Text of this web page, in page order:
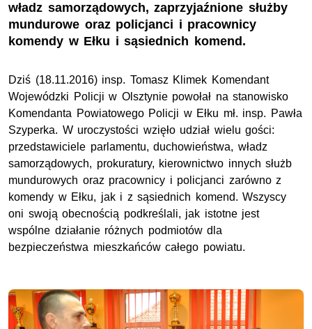
władz samorządowych, zaprzyjaźnione służby
mundurowe oraz policjanci i pracownicy
komendy w Ełku i sąsiednich komend.
Dziś (18.11.2016) insp. Tomasz Klimek Komendant
Wojewódzki Policji w Olsztynie powołał na stanowisko
Komendanta Powiatowego Policji w Ełku mł. insp. Pawła
Szyperka. W uroczystości wzięło udział wielu gości:
przedstawiciele parlamentu, duchowieństwa, władz
samorządowych, prokuratury, kierownictwo innych służb
mundurowych oraz pracownicy i policjanci zarówno z
komendy w Ełku, jak i z sąsiednich komend. Wszyscy
oni swoją obecnością podkreślali, jak istotne jest
wspólne działanie różnych podmiotów dla
bezpieczeństwa mieszkańców całego powiatu.